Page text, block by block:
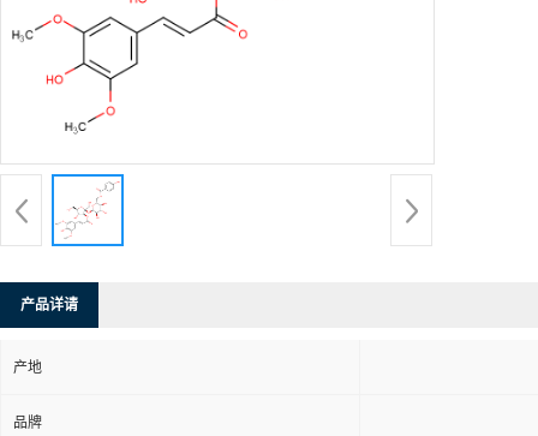
产品详请
产地
品牌